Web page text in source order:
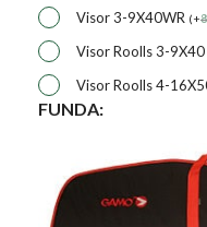
Visor 3-9X40WR (+
Visor Roolls 3-
Visor Roolls 4-
FUNDA: